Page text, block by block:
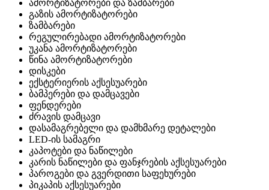
ამორტიზატორები და ზამბარები
გაზის ამორტიზატორები
ზამბარები
რეგულირებადი ამორტიზატორები
უკანა ამორტიზატორები
წინა ამორტიზატორები
დისკები
ექსტერიერის აქსესუარები
ბამპერები და დამცავები
ფენდერები
ძრავის დამცავი
დასამაგრებელი და დამხმარე დეტალები
LED-ის სამაგრი
კაპოტები და ნაწილები
კარის ნაწილები და ფანჯრების აქსესუარები
პაროგები და გვერდითი საფეხურები
პიკაპის აქსესუარები